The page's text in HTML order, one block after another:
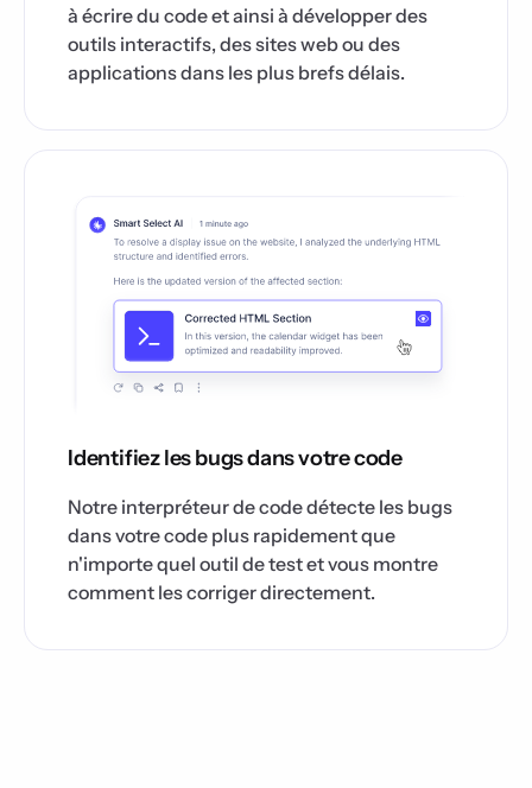
à écrire du code et ainsi à développer des
outils interactifs, des sites web ou des
applications dans les plus brefs délais.
Identifiez les bugs dans votre code
Notre interpréteur de code détecte les bugs
dans votre code plus rapidement que
n'importe quel outil de test et vous montre
comment les corriger directement.